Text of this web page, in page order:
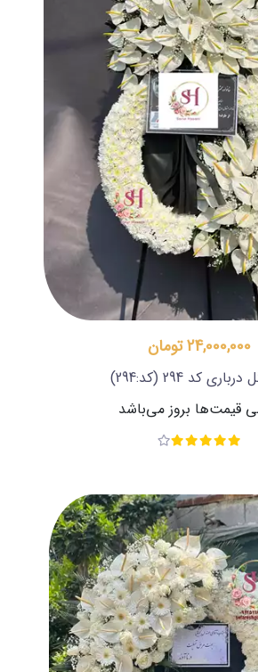
24,000,000 تومان
کد 294
(کد:294)
قیمت‌ها بروز می‌باشد